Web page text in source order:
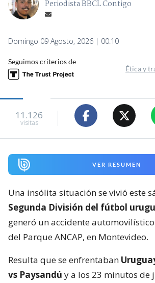
Periodista BBCL Contigo
Domingo 09 Agosto, 2026 | 00:10
Seguimos criterios de
Ética y
11.126
visitas
VER RESUMEN
Una insólita situación se vivió este
Segunda División del fútbol
generó un accidente
del Parque ANCAP, en Montevideo.
Resulta que se enfrentaban
vs Paysandú y a los 23 minutos de